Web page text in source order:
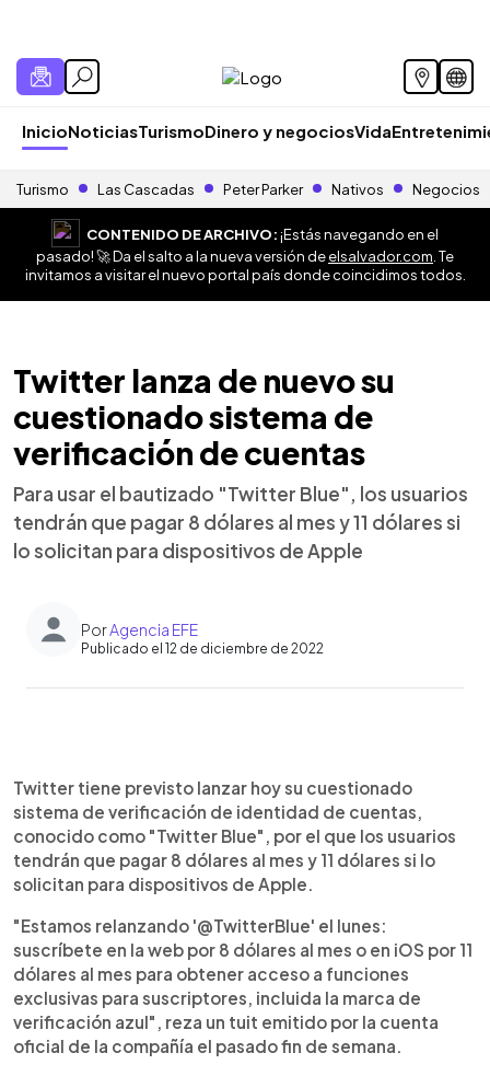
InicioNoticiasTurismoDinero y negociosVida
Turismo Las Cascadas Peter Parker Nativos Negocios
CONTENIDO DE ARCHIVO:¡Estás navegando en el
pasado! 🚀 Da el salto a la nueva versión deelsalvador.com . Te
invitamos a visitar el nuevo portal país donde coincidimos todos.
Twitter lanza de nuevo su
cuestionado sistema de
verificación de cuentas
Para usar el bautizado "Twitter Blue", los usuarios
tendrán que pagar 8 dólares al mes y 11 dólares si
lo solicitan para dispositivos de Apple
PorAgencia EFE
Publicado el 12 de diciembre de 2022
► Escuchar artículo
Twitter tiene previsto lanzar hoy su cuestionado
sistema de verificación de identidad de cuentas,
conocido como "Twitter Blue", por el que los usuarios
tendrán que pagar 8 dólares al mes y 11 dólares si lo
solicitan para dispositivos de Apple.
"Estamos relanzando '@TwitterBlue' el lunes:
suscríbete en la web por 8 dólares al mes o en iOS por 11
dólares al mes para obtener acceso a funciones
exclusivas para suscriptores, incluida la marca de
verificación azul", reza un tuit emitido por la cuenta
oficial de la compañía el pasado fin de semana.